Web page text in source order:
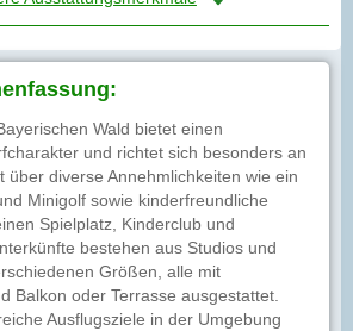
Wald bietet einen
und richtet sich besonders an
über diverse Annehmlichkeiten wie ein
Minigolf sowie kinderfreundliche
Spielplatz, Kinderclub und
bestehen aus Studios und
Größen, alle mit
Balkon oder Terrasse ausgestattet.
Ausflugsziele in der Umgebung